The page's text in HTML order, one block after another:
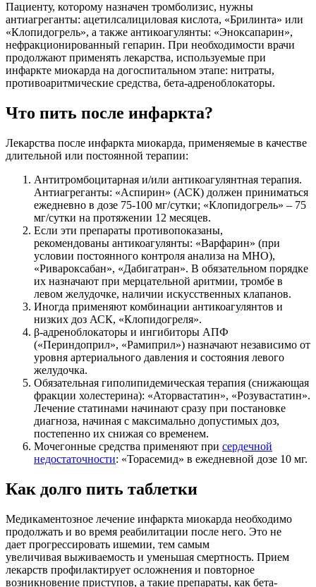
Пациенту, которому назначен тромболизис, нужны
антиагреганты: ацетилсалициловая кислота, «Брилинта» или
«Клопидогрель», а также антикоагулянты: «Эноксапарин»,
нефракционированный гепарин. При необходимости врачи
продолжают применять лекарства, используемые при
инфаркте миокарда на догоспитальном этапе: нитраты,
противоаритмические средства, бета-адреноблокаторы.
Что пить после инфаркта?
Лекарства после инфаркта миокарда, применяемые в качестве
длительной или постоянной терапии:
Антитромбоцитарная и/или антикоагулянтная терапия.
Антиагреганты: «Аспирин» (АСК) должен приниматься
ежедневно в дозе 75-100 мг/сутки; «Клопидогрель» – 75
мг/сутки на протяжении 12 месяцев.
Если эти препараты противопоказаны,
рекомендованы антикоагулянты: «Варфарин» (при
условии постоянного контроля анализа на МНО),
«Ривароксабан», «Дабигатран». В обязательном порядке
их назначают при мерцательной аритмии, тромбе в
левом желудочке, наличии искусственных клапанов.
Иногда применяют комбинации антикоагулянтов и
низких доз АСК, «Клопидогреля».
β-адреноблокаторы и ингибиторы АПФ
(«Периндоприл», «Рамиприл») назначают независимо от
уровня артериального давления и состояния левого
желудочка.
Обязательная гиполипидемическая терапия (снижающая
фракции холестерина): «Аторвастатин», «Розувастатин».
Лечение статинами начинают сразу при постановке
диагноза, начиная с максимально допустимых доз,
постепенно их снижая со временем.
Мочегонные средства применяют при сердечной
недостаточности: «Торасемид» в ежедневной дозе 10 мг.
Как долго пить таблетки
Медикаментозное лечение инфаркта миокарда необходимо
продолжать и во время реабилитации после него. Это не
дает прогрессировать ишемии, тем самым
увеличивая выживаемость и уменьшая смертность. Прием
лекарств профилактирует осложнения и повторное
возникновение приступов, а такие препараты, как бета-